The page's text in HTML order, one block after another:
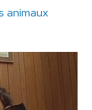
animaux